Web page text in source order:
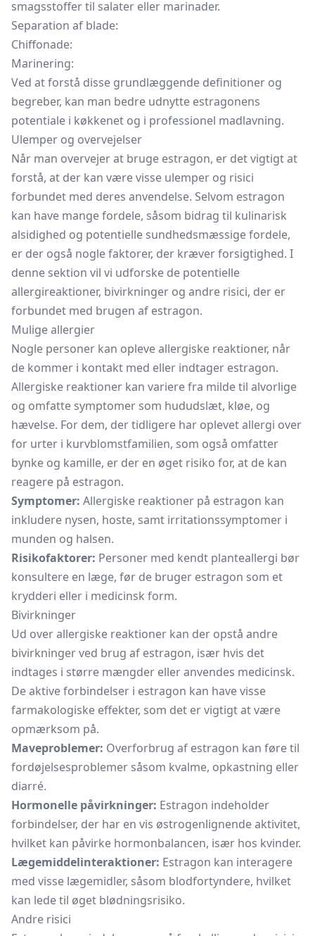
smagsstoffer til salater eller marinader.
Separation af blade:
Chiffonade:
Marinering:
Ved at forstå disse grundlæggende definitioner og
begreber, kan man bedre udnytte estragonens
potentiale i køkkenet og i professionel madlavning.
Ulemper og overvejelser
Når man overvejer at bruge estragon, er det vigtigt at
forstå, at der kan være visse ulemper og risici
forbundet med deres anvendelse. Selvom estragon
kan have mange fordele, såsom bidrag til kulinarisk
alsidighed og potentielle sundhedsmæssige fordele,
er der også nogle faktorer, der kræver forsigtighed. I
denne sektion vil vi udforske de potentielle
allergireaktioner, bivirkninger og andre risici, der er
forbundet med brugen af estragon.
Mulige allergier
Nogle personer kan opleve allergiske reaktioner, når
de kommer i kontakt med eller indtager estragon.
Allergiske reaktioner kan variere fra milde til alvorlige
og omfatte symptomer som hududslæt, kløe, og
hævelse. For dem, der tidligere har oplevet allergi over
for urter i kurvblomstfamilien, som også omfatter
bynke og kamille, er der en øget risiko for, at de kan
reagere på estragon.
Symptomer: Allergiske reaktioner på estragon kan
inkludere nysen, hoste, samt irritationssymptomer i
munden og halsen.
Risikofaktorer: Personer med kendt planteallergi bør
konsultere en læge, før de bruger estragon som et
krydderi eller i medicinsk form.
Bivirkninger
Ud over allergiske reaktioner kan der opstå andre
bivirkninger ved brug af estragon, især hvis det
indtages i større mængder eller anvendes medicinsk.
De aktive forbindelser i estragon kan have visse
farmakologiske effekter, som det er vigtigt at være
opmærksom på.
Maveproblemer: Overforbrug af estragon kan føre til
fordøjelsesproblemer såsom kvalme, opkastning eller
diarré.
Hormonelle påvirkninger: Estragon indeholder
forbindelser, der har en vis østrogenlignende aktivitet,
hvilket kan påvirke hormonbalancen, især hos kvinder.
Lægemiddelinteraktioner: Estragon kan interagere
med visse lægemidler, såsom blodfortyndere, hvilket
kan lede til øget blødningsrisiko.
Andre risici